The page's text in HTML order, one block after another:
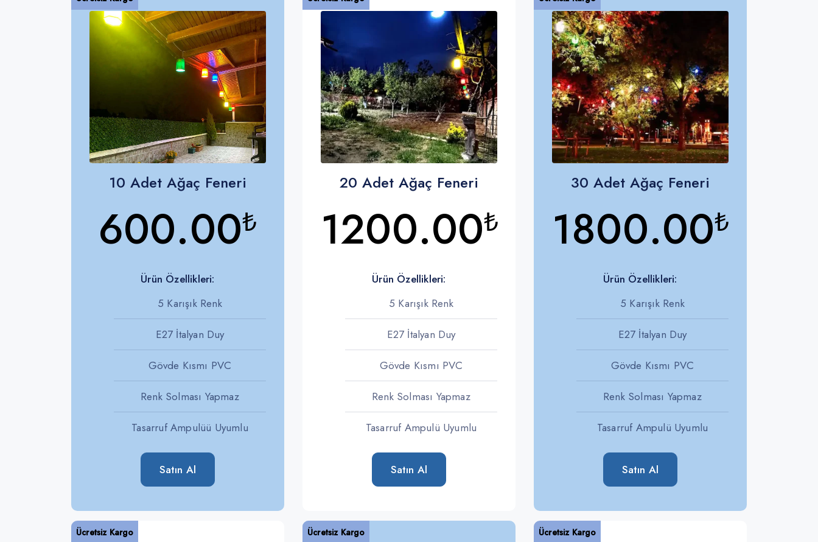
10 Adet Ağaç Feneri
600.00₺
Ürün Özellikleri:
5 Karışık Renk
E27 İtalyan Duy
Gövde Kısmı PVC
Renk Solması Yapmaz
Tasarruf Ampulüü Uyumlu
Satın Al
20 Adet Ağaç Feneri
1200.00₺
Ürün Özellikleri:
5 Karışık Renk
E27 İtalyan Duy
Gövde Kısmı PVC
Renk Solması Yapmaz
Tasarruf Ampulü Uyumlu
Satın Al
30 Adet Ağaç Feneri
1800.00₺
Ürün Özellikleri:
5 Karışık Renk
E27 İtalyan Duy
Gövde Kısmı PVC
Renk Solması Yapmaz
Tasarruf Ampulü Uyumlu
Satın Al
Ücretsiz Kargo Ücretsiz Kargo Ücretsiz Kargo